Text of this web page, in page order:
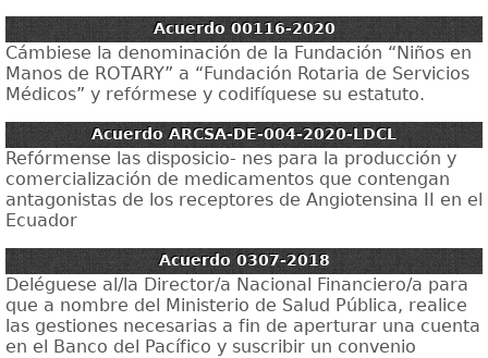
Acuerdo 00116-2020
Cámbiese la denominación de la Fundación “Niños en
Manos de ROTARY” a “Fundación Rotaria de Servicios
Médicos” y refórmese y codifíquese su estatuto.
Acuerdo ARCSA-DE-004-2020-LDCL
Refórmense las disposicio- nes para la producción y
comercialización de medicamentos que contengan
antagonistas de los receptores de Angiotensina II en el
Ecuador
Acuerdo 0307-2018
Deléguese al/la Director/a Nacional Financiero/a para
que a nombre del Ministerio de Salud Pública, realice
las gestiones necesarias a fin de aperturar una cuenta
en el Banco del Pacífico y suscribir un convenio